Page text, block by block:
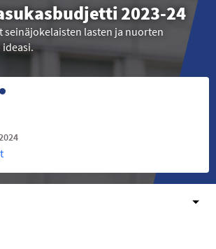
2023-24
seinäjokelaisten lasten ja nuorten
ideasi.